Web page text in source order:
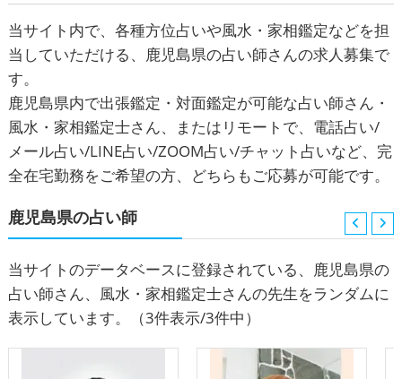
当サイト内で、各種方位占いや風水・家相鑑定などを担
当していただける、鹿児島県の占い師さんの求人募集で
す。
鹿児島県内で出張鑑定・対面鑑定が可能な占い師さん・
風水・家相鑑定士さん、またはリモートで、電話占い/
メール占い/LINE占い/ZOOM占い/チャット占いなど、完
全在宅勤務をご希望の方、どちらもご応募が可能です。
鹿児島県の占い師
当サイトのデータベースに登録されている、鹿児島県の
占い師さん、風水・家相鑑定士さんの先生をランダムに
表示しています。
（3件表示/3件中）